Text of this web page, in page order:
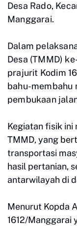
Desa Rado,
Manggarai.
Dalam
Desa (TMMD)
prajurit Kodim
bahu-membahu
pembukaan
Kegiatan fisik ini
TMMD, yang
transportasi
hasil pertanian,
antarwilayah di
Menurut Kopda
1612/Manggarai